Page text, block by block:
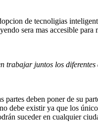
de tecnoligias
sera mas accesible
trabajar juntos los
deben poner de su
debe existir ya que los
suceder en cualquier